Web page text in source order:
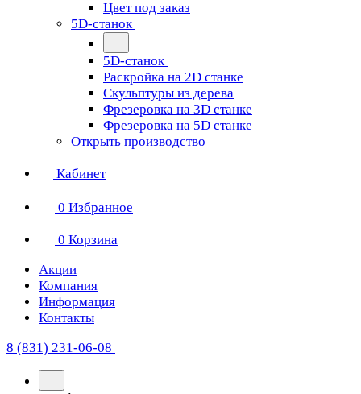
Цвет под заказ
5D-станок
5D-станок
Раскройка на 2D станке
Скульптуры из дерева
Фрезеровка на 3D станке
Фрезеровка на 5D станке
Открыть производство
Кабинет
0 Избранное
0 Корзина
Акции
Компания
Информация
Контакты
8 (831) 231-06-08